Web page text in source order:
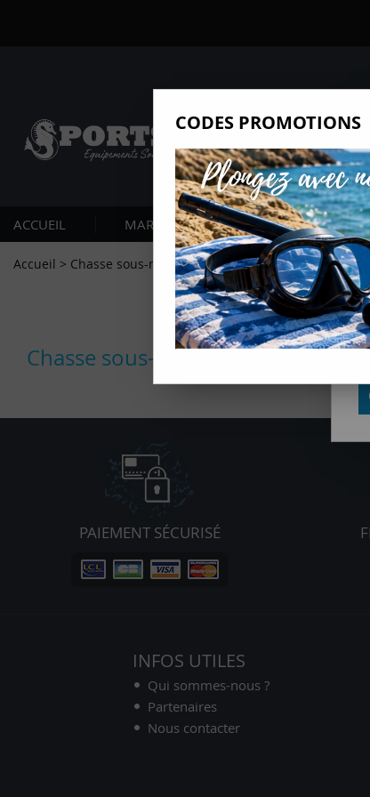
ACCUEIL MARQUES PLONGÉE SOUS-
Accueil > Chasse sous-marine
Chasse sous-marine
PAIEMENT SÉCURISÉ
INFOS UTILES
Qui sommes-nous ?
Partenaires
Nous contacter
CODES PROMOTIONS